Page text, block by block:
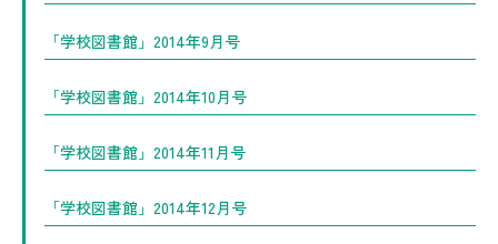
「学校図書館」2014年9月号
「学校図書館」2014年10月号
「学校図書館」2014年11月号
「学校図書館」2014年12月号